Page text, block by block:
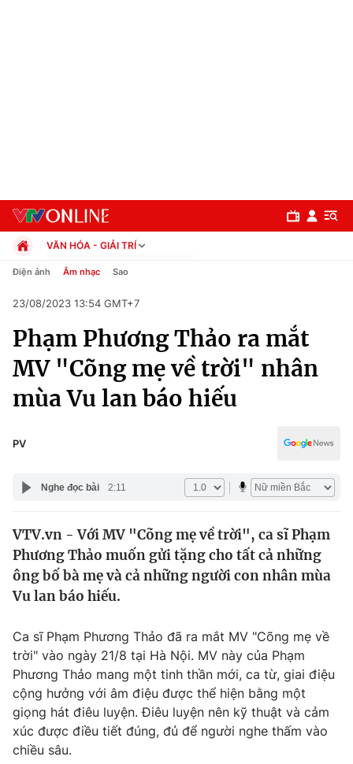
Chuyên mục
Chính trị
Xã hội
Pháp luật
Y tế
Thế giới
Tin tức
Thế giới đó đây
Câu chuyện quốc tế
Kinh tế
Thị trường
Góc doanh nghiệp
Dữ liệu và đời sống
Truyền hình
Phim VTV
Hậu trường
Giải trí
Điện ảnh
VĂN HÓA - GIẢI TRÍ
Chính trị
Pháp luật
Kinh tế
Thể thao
Truyền hình
Văn hóa - Giải trí
Điện ảnh Âm nhạc Sao
23/08/2023 13:54 GMT+7
Phạm Phương Thảo ra mắt
MV "Cõng mẹ về trời" nhân
mùa Vu lan báo hiếu
PV
Nghe đọc bài 2:11
VTV.vn - Với MV "Cõng mẹ về trời", ca sĩ Phạm
Phương Thảo muốn gửi tặng cho tất cả những
ông bố bà mẹ và cả những người con nhân mùa
Vu lan báo hiếu.
Ca sĩ Phạm Phương Thảo đã ra mắt MV "Cõng mẹ về
trời" vào ngày 21/8 tại Hà Nội. MV này của Phạm
Phương Thảo mang một tinh thần mới, ca từ, giai điệu
cộng hưởng với âm điệu được thể hiện bằng một
giọng hát điêu luyện. Điêu luyện nên kỹ thuật và cảm
xúc được điều tiết đúng, đủ để người nghe thấm vào
chiều sâu.